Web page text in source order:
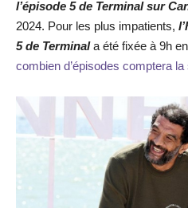
l’épisode 5de Terminal sur
2024. Pour les plus impatients,
5 de Terminal a été fixée à 9h
combien d’épisodes comptera